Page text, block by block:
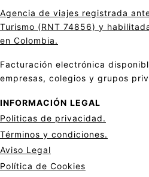
Agencia de viajes registrada
Turismo (RNT 74856) y
en Colombia.
Facturación electrónica
empresas, colegios y grupos
INFORMACIÓN LEGAL
Politicas de privacidad.
Términos y condiciones.
Aviso Legal
Política de Cookies